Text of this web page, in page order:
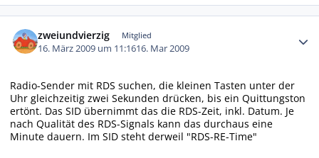
zweiundvierzig Mitglied
16. März 2009 um 11:1616. Mar 2009
Radio-Sender mit RDS suchen, die kleinen Tasten unter der
Uhr gleichzeitig zwei Sekunden drücken, bis ein Quittungston
ertönt. Das SID übernimmt das die RDS-Zeit, inkl. Datum. Je
nach Qualität des RDS-Signals kann das durchaus eine
Minute dauern. Im SID steht derweil "RDS-RE-Time"